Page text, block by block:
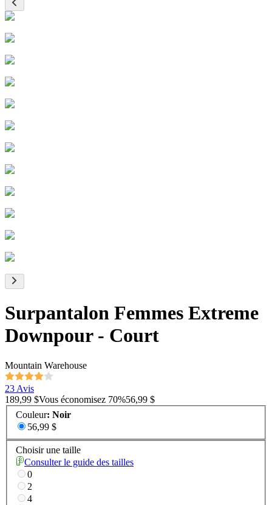
Surpantalon Femmes Extreme
Downpour - Court
Mountain Warehouse
23 Avis
189,99 $Vous économisez 70%56,99 $
Couleur: Noir
56,99 $
Choisir une taille
Consulter le guide des tailles
0
2
4